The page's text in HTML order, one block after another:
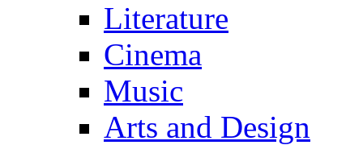
Literature
Cinema
Music
Arts and Design